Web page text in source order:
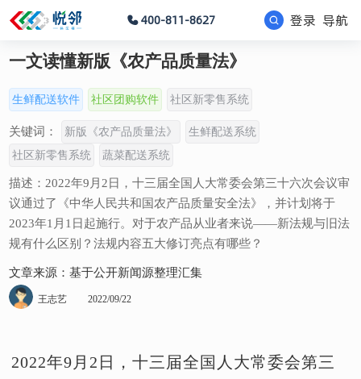
400-811-8627 登录 导航
一文读懂新版《农产品质量法》
生鲜配送软件 社区团购软件 社区新零售系统
关键词： 新版《农产品质量法》
生鲜配送系统
社区新零售系统
蔬菜配送系统
描述：2022年9月2日，十三届全国人大常委会第三十六次会议审
议通过了《中华人民共和国农产品质量安全法》，并计划将于
2023年1月1日起施行。对于农产品从业者来说——新法规与旧法
规有什么区别？法规内容五大修订亮点有哪些？
文章来源：基于公开新闻源整理汇集
王志艺 2022/09/22
2022年9月2日，十三届全国人大常委会第三